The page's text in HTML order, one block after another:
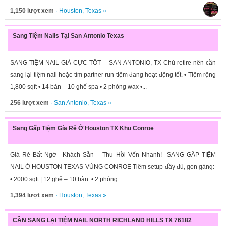
1,150 lượt xem · Houston, Texas»
Sang Tiệm Nails Tại San Antonio Texas
SANG TIỆM NAIL GIÁ CỰC TỐT – SAN ANTONIO, TX Chủ retire nên cần
sang lại tiệm nail hoặc tìm partner run tiệm đang hoạt động tốt. • Tiệm rộng
1,800 sqft • 14 bàn – 10 ghế spa • 2 phòng wax •...
256 lượt xem · San Antonio, Texas»
Sang Gấp Tiệm Gía Rẻ Ở Houston TX Khu Conroe
Giá Rẻ Bất Ngờ– Khách Sẵn – Thu Hồi Vốn Nhanh! SANG GẤP TIỆM
NAIL Ở HOUSTON TEXAS VÙNG CONROE Tiệm setup đầy đủ, gọn gàng:
• 2000 sqft | 12 ghế – 10 bàn • 2 phòng...
1,394 lượt xem · Houston, Texas»
CẦN SANG LẠI TIỆM NAIL NORTH RICHLAND HILLS TX 76182